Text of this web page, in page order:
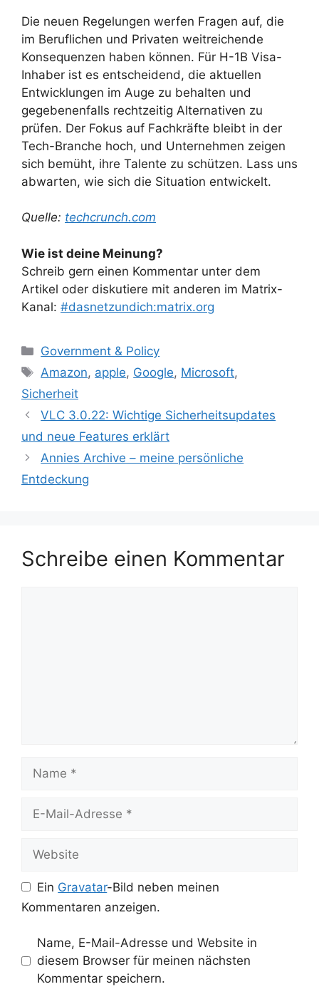
Die neuen Regelungen werfen Fragen auf, die
im Beruflichen und Privaten weitreichende
Konsequenzen haben können. Für H-1B Visa-
Inhaber ist es entscheidend, die aktuellen
Entwicklungen im Auge zu behalten und
gegebenenfalls rechtzeitig Alternativen zu
prüfen. Der Fokus auf Fachkräfte bleibt in der
Tech-Branche hoch, und Unternehmen zeigen
sich bemüht, ihre Talente zu schützen. Lass uns
abwarten, wie sich die Situation entwickelt.
Quelle: techcrunch.com
Wie ist deine Meinung?
Schreib gern einen Kommentar unter dem
Artikel oder diskutiere mit anderen im Matrix-
Kanal: #dasnetzundich:matrix.org
Kategorien
Government & Policy
Schlagwörter
Amazon, apple, Google, Microsoft,
Sicherheit
VLC 3.0.22: Wichtige Sicherheitsupdates
und neue Features erklärt
Annies Archive – meine persönliche
Entdeckung
Schreibe einen Kommentar
Mail-
Ein Gravatar-Bild neben meinen
Kommentaren anzeigen.
Name, E-Mail-Adresse und Website in
diesem Browser für meinen nächsten
Kommentar speichern.